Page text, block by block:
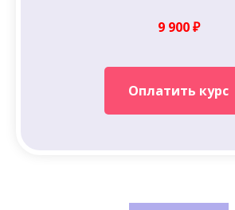
9 900 ₽
Оплатить курс